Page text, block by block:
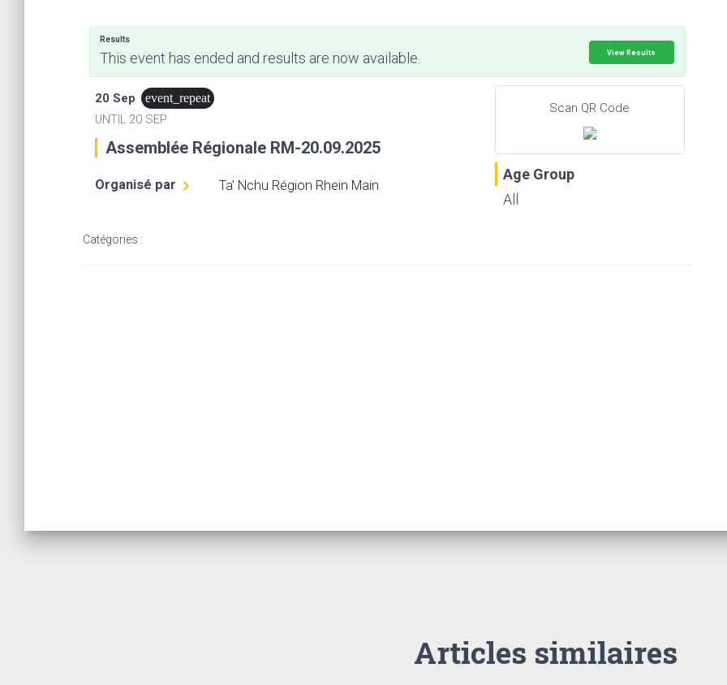
Results
This event has ended and results are now available. View Results
20 Sep
event_repeat
UNTIL 20 SEP
Assemblée Régionale RM-20.09.2025
Organisé par Ta' Nchu Région Rhein Main
Scan QR Code
Age Group
All
Catégories :
Articles similaires